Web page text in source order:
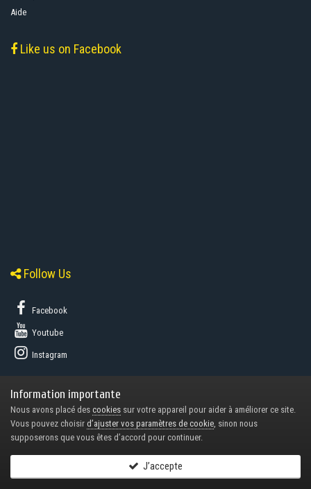
Aide
Like us on Facebook
Follow Us
Facebook
Youtube
Instagram
Information importante
Nous avons placé des cookies sur votre appareil pour aider à améliorer ce site.
Vous pouvez choisir d’ajuster vos paramètres de cookie, sinon nous
supposerons que vous êtes d’accord pour continuer.
J’accepte